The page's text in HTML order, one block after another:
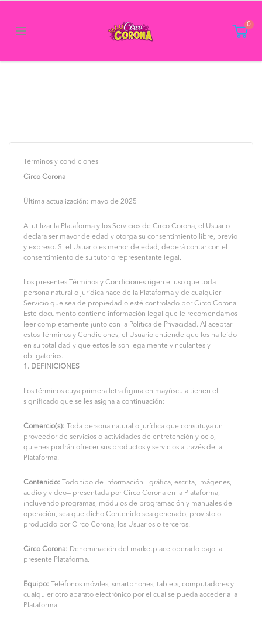
0
Términos y condiciones
Circo Corona
Última actualización: mayo de 2025
Al utilizar la Plataforma y los Servicios de Circo Corona, el Usuario
declara ser mayor de edad y otorga su consentimiento libre, previo
y expreso. Si el Usuario es menor de edad, deberá contar con el
consentimiento de su tutor o representante legal.
Los presentes Términos y Condiciones rigen el uso que toda
persona natural o jurídica hace de la Plataforma y de cualquier
Servicio que sea de propiedad o esté controlado por Circo Corona.
Este documento contiene información legal que le recomendamos
leer completamente junto con la Política de Privacidad. Al aceptar
estos Términos y Condiciones, el Usuario entiende que los ha leído
en su totalidad y que estos le son legalmente vinculantes y
obligatorios.
1. DEFINICIONES
Los términos cuya primera letra figura en mayúscula tienen el
significado que se les asigna a continuación:
Comercio(s): Toda persona natural o jurídica que constituya un
proveedor de servicios o actividades de entretención y ocio,
quienes podrán ofrecer sus productos y servicios a través de la
Plataforma.
Contenido: Todo tipo de información —gráfica, escrita, imágenes,
audio y video— presentada por Circo Corona en la Plataforma,
incluyendo programas, módulos de programación y manuales de
operación, sea que dicho Contenido sea generado, provisto o
producido por Circo Corona, los Usuarios o terceros.
Circo Corona: Denominación del marketplace operado bajo la
presente Plataforma.
Equipo: Teléfonos móviles, smartphones, tablets, computadores y
cualquier otro aparato electrónico por el cual se pueda acceder a la
Plataforma.